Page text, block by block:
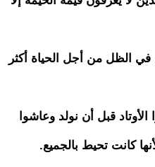
الظل من أجل الحياة أكثر
قبل أن نولد وعاشوا
كانت تحيط بالجميع.